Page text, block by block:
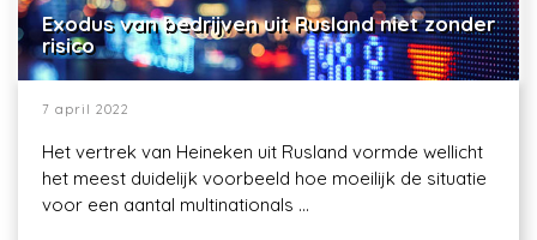
Exodus van bedrijven uit Rusland niet zonder
risico
7 april 2022
Het vertrek van Heineken uit Rusland vormde wellicht
het meest duidelijk voorbeeld hoe moeilijk de situatie
voor een aantal multinationals ...